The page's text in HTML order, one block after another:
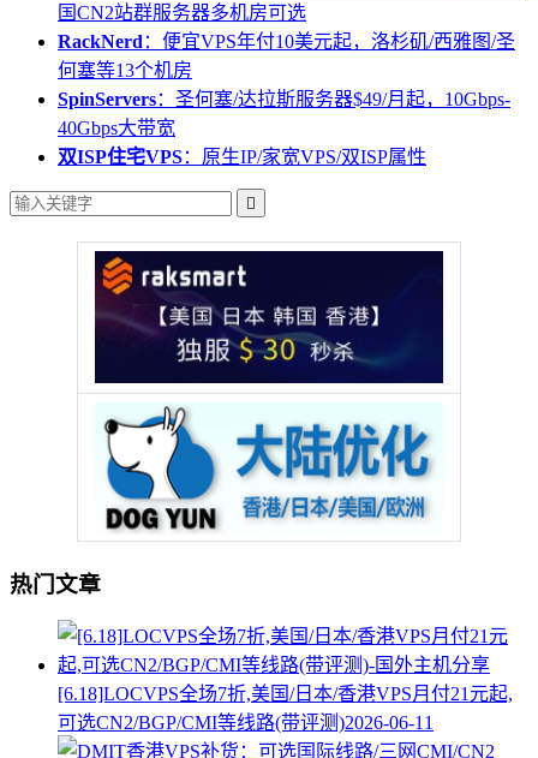
国CN2站群服务器多机房可选
RackNerd ：便宜VPS年付10美元起，洛杉矶/西雅图/圣
何塞等13个机房
SpinServers：圣何塞/达拉斯服务器$49/月起，10Gbps-
40Gbps大带宽
双ISP住宅VPS：原生IP/家宽VPS/双ISP属性

热门文章
[6.18]LOCVPS全场7折,美国/日本/香港VPS月付21元起,
可选CN2/BGP/CMI等线路(带评测)2026-06-11